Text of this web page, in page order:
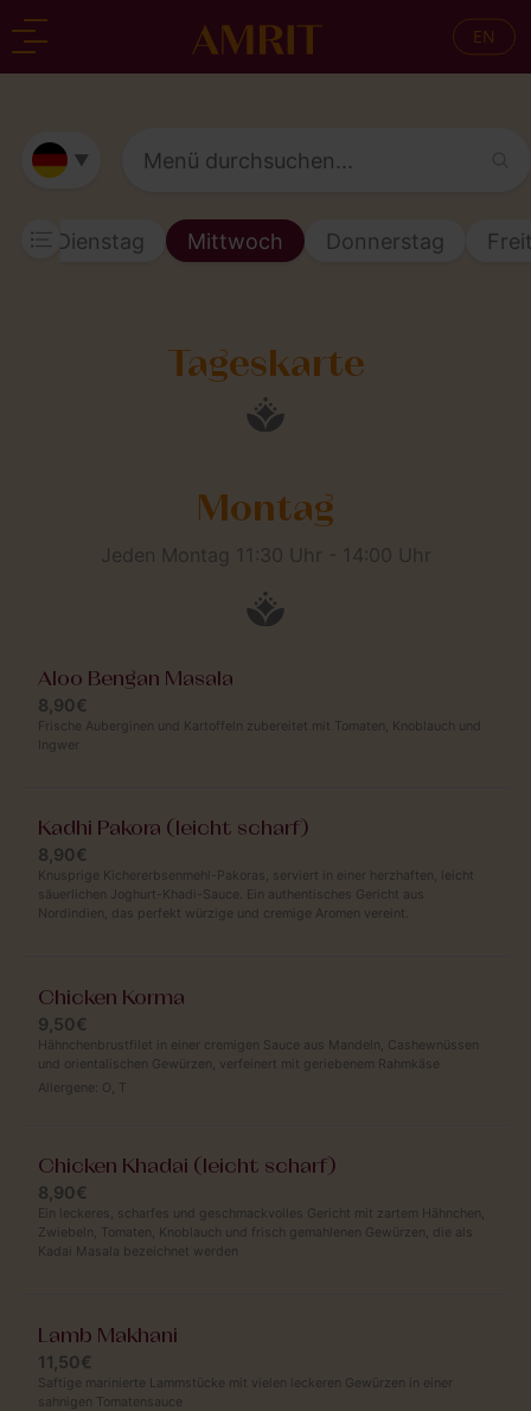
EN
▼
Dienstag Mittwoch Donnerstag
Tageskarte
Montag
Jeden Montag 11:30 Uhr - 14:00 Uhr
Aloo Bengan Masala
8,90€
Frische Auberginen und Kartoffeln zubereitet mit Tomaten, Knoblauch und
Ingwer
Kadhi Pakora (leicht scharf)
8,90€
Knusprige Kichererbsenmehl-Pakoras, serviert in einer herzhaften, leicht
säuerlichen Joghurt-Khadi-Sauce. Ein authentisches Gericht aus
Nordindien, das perfekt würzige und cremige Aromen vereint.
Chicken Korma
9,50€
Hähnchenbrustfilet in einer cremigen Sauce aus Mandeln, Cashewnüssen
und orientalischen Gewürzen, verfeinert mit geriebenem Rahmkäse
Allergene: O, T
Chicken Khadai (leicht scharf)
8,90€
Ein leckeres, scharfes und geschmackvolles Gericht mit zartem Hähnchen,
Zwiebeln, Tomaten, Knoblauch und frisch gemahlenen Gewürzen, die als
Kadai Masala bezeichnet werden
Lamb Makhani
11,50€
Saftige marinierte Lammstücke mit vielen leckeren Gewürzen in einer
sahnigen Tomatensauce